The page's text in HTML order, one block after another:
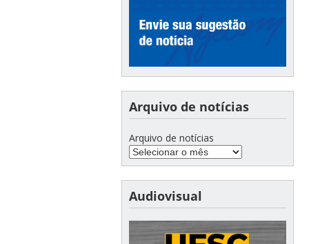
Arquivo de notícias
Arquivo de notícias
Audiovisual